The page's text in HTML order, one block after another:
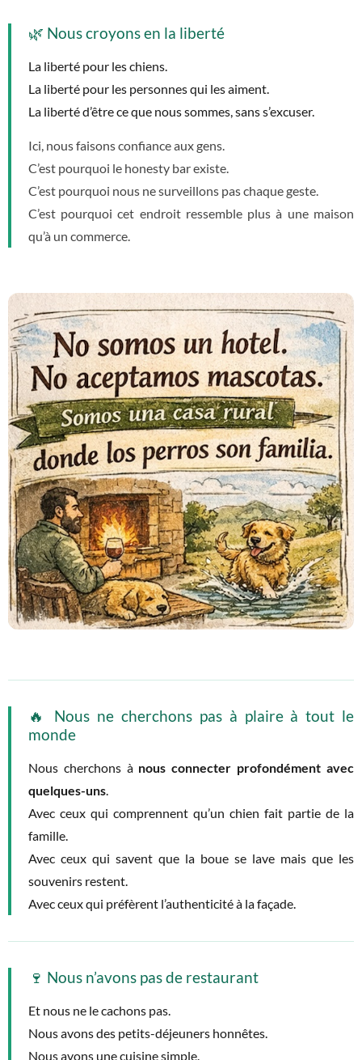
🌿 Nous croyons en la liberté
La liberté pour les chiens.
La liberté pour les personnes qui les aiment.
La liberté d’être ce que nous sommes, sans s’excuser.
Ici, nous faisons confiance aux gens.
C’est pourquoi le honesty bar existe.
C’est pourquoi nous ne surveillons pas chaque geste.
C’est pourquoi cet endroit ressemble plus à une maison
qu’à un commerce.
🔥 Nous ne cherchons pas à plaire à tout le
monde
Nous cherchons à nous connecter profondément avec
quelques-uns.
Avec ceux qui comprennent qu’un chien fait partie de la
famille.
Avec ceux qui savent que la boue se lave mais que les
souvenirs restent.
Avec ceux qui préfèrent l’authenticité à la façade.
🍷 Nous n’avons pas de restaurant
Et nous ne le cachons pas.
Nous avons des petits-déjeuners honnêtes.
Nous avons une cuisine simple.